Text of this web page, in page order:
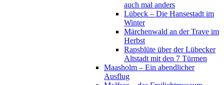
auch mal anders
Lübeck – Die Hansestadt im
Winter
Märchenwald an der Trave im
Herbst
Rapsblüte über der Lübecker
Altstadt mit den 7 Türmen
Maasholm – Ein abendlicher
Ausflug